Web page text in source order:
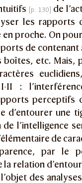
de
les rapports
proche. On
de
etc. Mais,
I-II :
perceptifs
une
l’intelligence
de
par le
relation
des